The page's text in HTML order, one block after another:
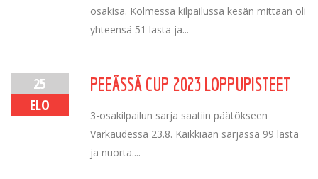
osakisa. Kolmessa kilpailussa kesän mittaan oli
yhteensä 51 lasta ja...
25
ELO
PEEÄSSÄ CUP 2023 LOPPUPISTEET
3-osakilpailun sarja saatiin päätökseen
Varkaudessa 23.8. Kaikkiaan sarjassa 99 lasta
ja nuorta....